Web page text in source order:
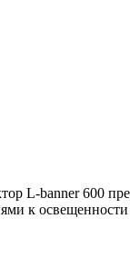
L-banner 600
к